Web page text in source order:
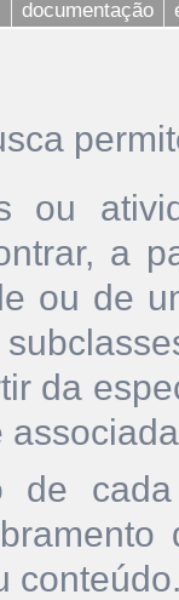
documentação
ou
a
ou de
da
de